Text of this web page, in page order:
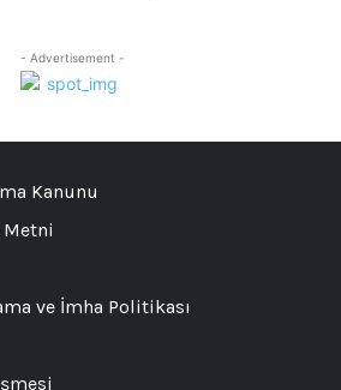
- Advertisement -
Kanunu
ve İmha Politikası